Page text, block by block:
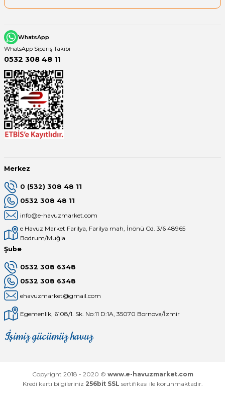
WhatsApp
WhatsApp Sipariş Takibi
0532 308 48 11
Merkez
0 (532) 308 48 11
0532 308 48 11
info@e-havuzmarket.com
e Havuz Market Farilya, Farilya mah, İnönü Cd. 3/6 48965
Bodrum/Muğla
Şube
0532 308 6348
0532 308 6348
ehavuzmarket@gmail.com
Egemenlik, 6108/1. Sk. No:11 D:1A, 35070 Bornova/İzmir
İşimiz gücümüz havuz
Mağaza
Depomuz
Copyright 2018 - 2020 © www.e-havuzmarket.com
Kredi kartı bilgileriniz 256bit SSL sertifikası ile korunmaktadır.